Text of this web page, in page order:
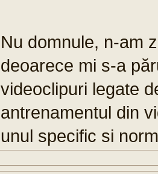
Nu domnule, n-am
deoarece mi s-a
videoclipuri legate
antrenamentul din
unul specific si